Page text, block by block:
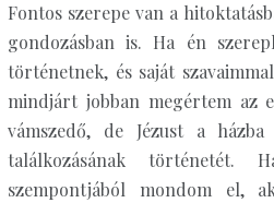
Fontos szerepe van a
gondozásban is. Ha én
történetnek, és saját
mindjárt jobban megértem az
vámszedő, de Jézust a
találkozásának történetét.
szempontjából mondom el,